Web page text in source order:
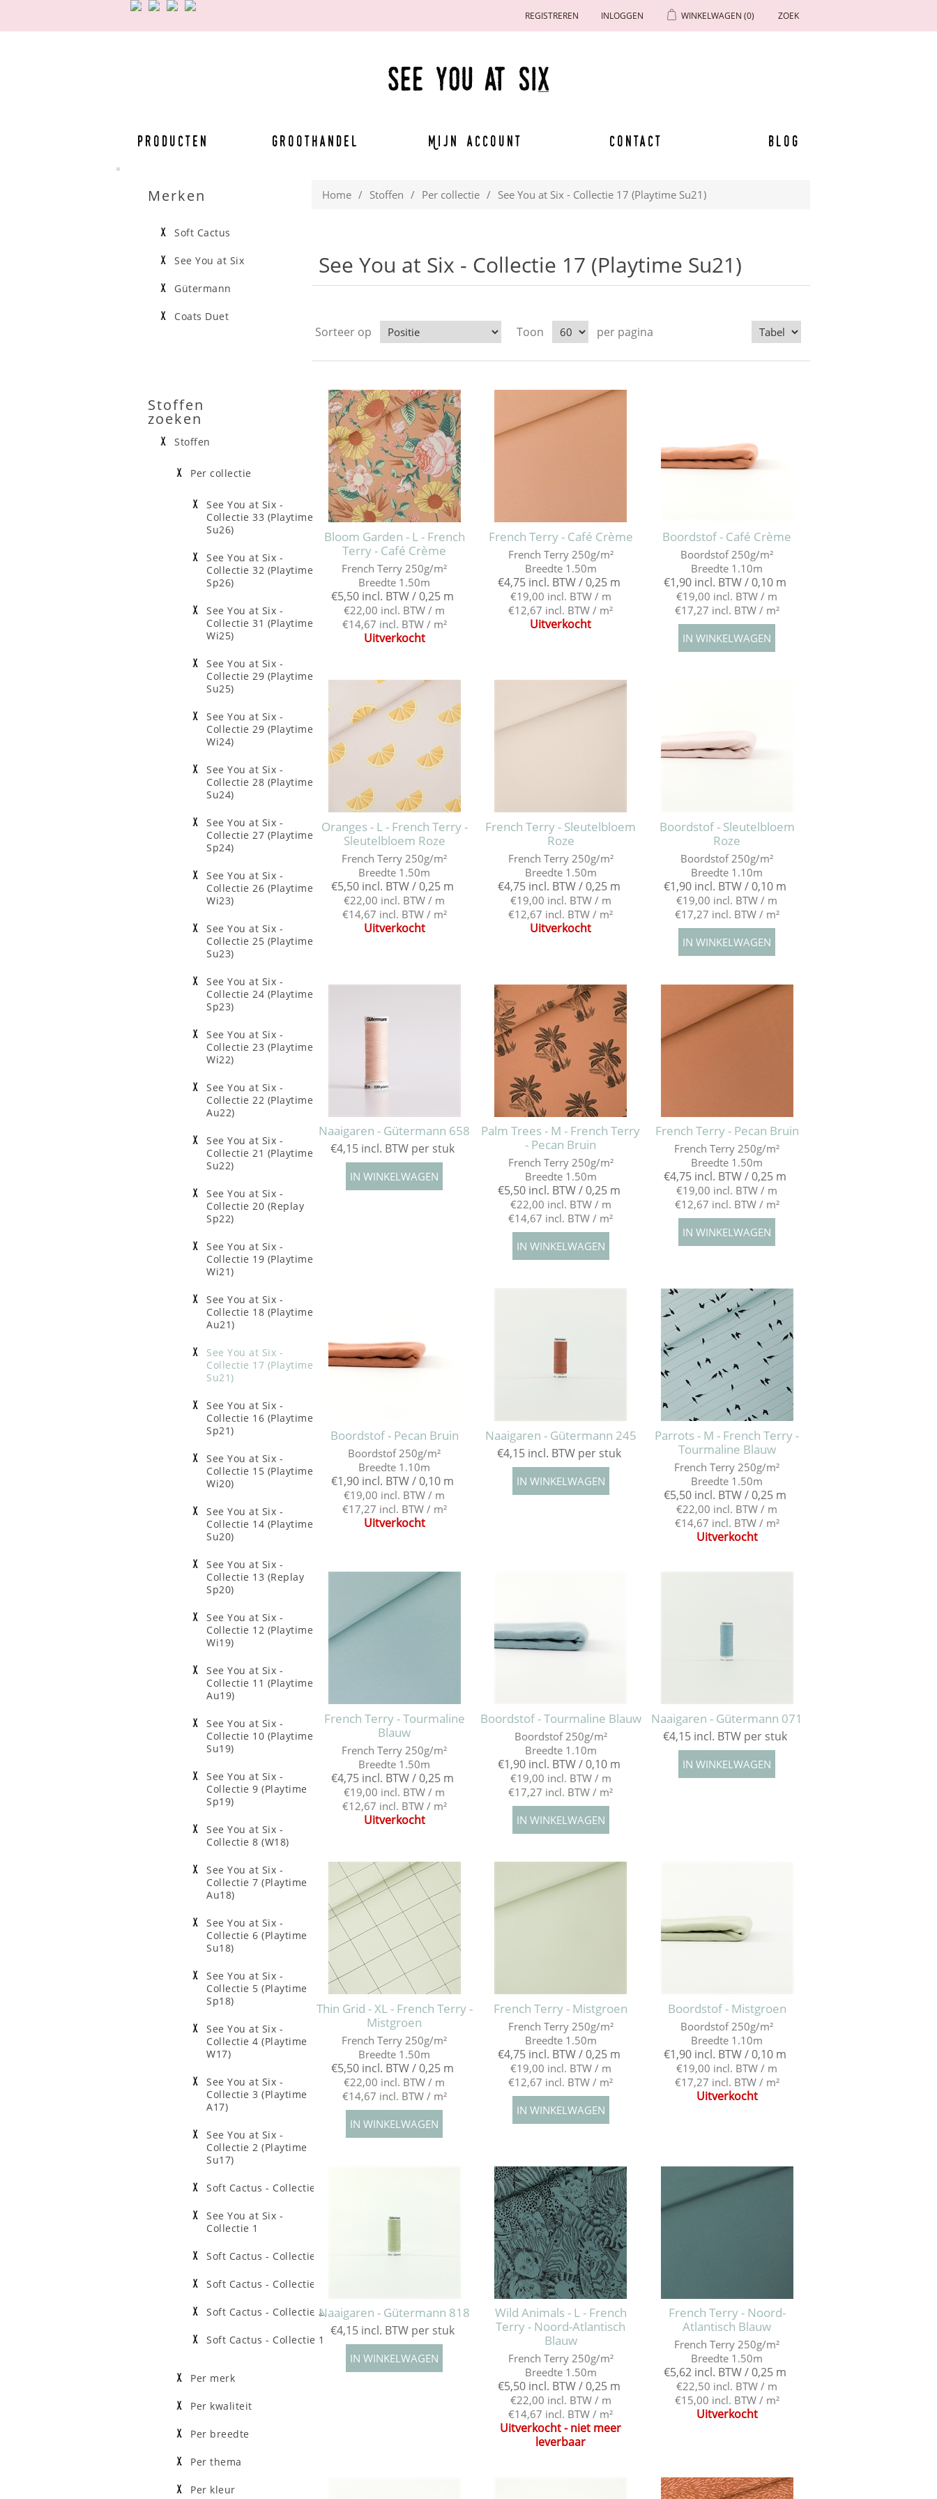
REGISTREREN INLOGGEN WINKELWAGEN (0) ZOEK
Producten Groothandel Mijn account Contact Blog
Home / Stoffen / Per collectie / See You at Six - Collectie 17 (Playtime Su21)
See You at Six - Collectie 17 (Playtime Su21)
Sorteer op Toon per pagina
Bloom Garden - L - French
Terry - Café Crème
French Terry 250g/m²
Breedte 1.50m
€5,50 incl. BTW / 0,25 m
€22,00 incl. BTW / m
€14,67 incl. BTW / m²
Uitverkocht
French Terry - Café Crème
French Terry 250g/m²
Breedte 1.50m
€4,75 incl. BTW / 0,25 m
€19,00 incl. BTW / m
€12,67 incl. BTW / m²
Uitverkocht
Boordstof - Café Crème
Boordstof 250g/m²
Breedte 1.10m
€1,90 incl. BTW / 0,10 m
€19,00 incl. BTW / m
€17,27 incl. BTW / m²
Oranges - L - French Terry -
Sleutelbloem Roze
French Terry 250g/m²
Breedte 1.50m
€5,50 incl. BTW / 0,25 m
€22,00 incl. BTW / m
€14,67 incl. BTW / m²
Uitverkocht
French Terry - Sleutelbloem
Roze
French Terry 250g/m²
Breedte 1.50m
€4,75 incl. BTW / 0,25 m
€19,00 incl. BTW / m
€12,67 incl. BTW / m²
Uitverkocht
Boordstof - Sleutelbloem
Roze
Boordstof 250g/m²
Breedte 1.10m
€1,90 incl. BTW / 0,10 m
€19,00 incl. BTW / m
€17,27 incl. BTW / m²
Naaigaren - Gütermann 658
€4,15 incl. BTW per stuk
Palm Trees - M - French Terry
- Pecan Bruin
French Terry 250g/m²
Breedte 1.50m
€5,50 incl. BTW / 0,25 m
€22,00 incl. BTW / m
€14,67 incl. BTW / m²
French Terry - Pecan Bruin
French Terry 250g/m²
Breedte 1.50m
€4,75 incl. BTW / 0,25 m
€19,00 incl. BTW / m
€12,67 incl. BTW / m²
Boordstof - Pecan Bruin
Boordstof 250g/m²
Breedte 1.10m
€1,90 incl. BTW / 0,10 m
€19,00 incl. BTW / m
€17,27 incl. BTW / m²
Uitverkocht
Naaigaren - Gütermann 245
€4,15 incl. BTW per stuk
Parrots - M - French Terry -
Tourmaline Blauw
French Terry 250g/m²
Breedte 1.50m
€5,50 incl. BTW / 0,25 m
€22,00 incl. BTW / m
€14,67 incl. BTW / m²
Uitverkocht
French Terry - Tourmaline
Blauw
French Terry 250g/m²
Breedte 1.50m
€4,75 incl. BTW / 0,25 m
€19,00 incl. BTW / m
€12,67 incl. BTW / m²
Uitverkocht
Boordstof - Tourmaline Blauw
Boordstof 250g/m²
Breedte 1.10m
€1,90 incl. BTW / 0,10 m
€19,00 incl. BTW / m
€17,27 incl. BTW / m²
Naaigaren - Gütermann 071
€4,15 incl. BTW per stuk
Thin Grid - XL - French Terry -
Mistgroen
French Terry 250g/m²
Breedte 1.50m
€5,50 incl. BTW / 0,25 m
€22,00 incl. BTW / m
€14,67 incl. BTW / m²
French Terry - Mistgroen
French Terry 250g/m²
Breedte 1.50m
€4,75 incl. BTW / 0,25 m
€19,00 incl. BTW / m
€12,67 incl. BTW / m²
Boordstof - Mistgroen
Boordstof 250g/m²
Breedte 1.10m
€1,90 incl. BTW / 0,10 m
€19,00 incl. BTW / m
€17,27 incl. BTW / m²
Uitverkocht
Naaigaren - Gütermann 818
€4,15 incl. BTW per stuk
Wild Animals - L - French
Terry - Noord-Atlantisch
Blauw
French Terry 250g/m²
Breedte 1.50m
€5,50 incl. BTW / 0,25 m
€22,00 incl. BTW / m
€14,67 incl. BTW / m²
Uitverkocht - niet meer
leverbaar
French Terry - Noord-
Atlantisch Blauw
French Terry 250g/m²
Breedte 1.50m
€5,62 incl. BTW / 0,25 m
€22,50 incl. BTW / m
€15,00 incl. BTW / m²
Uitverkocht
Merken
Soft Cactus
See You at Six
Gütermann
Coats Duet
Stoffen
zoeken
Stoffen
Per collectie
See You at Six -
Collectie 33 (Playtime
Su26)
See You at Six -
Collectie 32 (Playtime
Sp26)
See You at Six -
Collectie 31 (Playtime
Wi25)
See You at Six -
Collectie 29 (Playtime
Su25)
See You at Six -
Collectie 29 (Playtime
Wi24)
See You at Six -
Collectie 28 (Playtime
Su24)
See You at Six -
Collectie 27 (Playtime
Sp24)
See You at Six -
Collectie 26 (Playtime
Wi23)
See You at Six -
Collectie 25 (Playtime
Su23)
See You at Six -
Collectie 24 (Playtime
Sp23)
See You at Six -
Collectie 23 (Playtime
Wi22)
See You at Six -
Collectie 22 (Playtime
Au22)
See You at Six -
Collectie 21 (Playtime
Su22)
See You at Six -
Collectie 20 (Replay
Sp22)
See You at Six -
Collectie 19 (Playtime
Wi21)
See You at Six -
Collectie 18 (Playtime
Au21)
See You at Six -
Collectie 17 (Playtime
Su21)
See You at Six -
Collectie 16 (Playtime
Sp21)
See You at Six -
Collectie 15 (Playtime
Wi20)
See You at Six -
Collectie 14 (Playtime
Su20)
See You at Six -
Collectie 13 (Replay
Sp20)
See You at Six -
Collectie 12 (Playtime
Wi19)
See You at Six -
Collectie 11 (Playtime
Au19)
See You at Six -
Collectie 10 (Playtime
Su19)
See You at Six -
Collectie 9 (Playtime
Sp19)
See You at Six -
Collectie 8 (W18)
See You at Six -
Collectie 7 (Playtime
Au18)
See You at Six -
Collectie 6 (Playtime
Su18)
See You at Six -
Collectie 5 (Playtime
Sp18)
See You at Six -
Collectie 4 (Playtime
W17)
See You at Six -
Collectie 3 (Playtime
A17)
See You at Six -
Collectie 2 (Playtime
Su17)
Soft Cactus - Collectie 5
See You at Six -
Collectie 1
Soft Cactus - Collectie 4
Soft Cactus - Collectie 3
Soft Cactus - Collectie 2
Soft Cactus - Collectie 1
Per merk
Per kwaliteit
Per breedte
Per thema
Per kleur